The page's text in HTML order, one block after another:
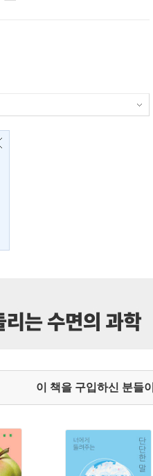
이 책을 구입하신 분들이